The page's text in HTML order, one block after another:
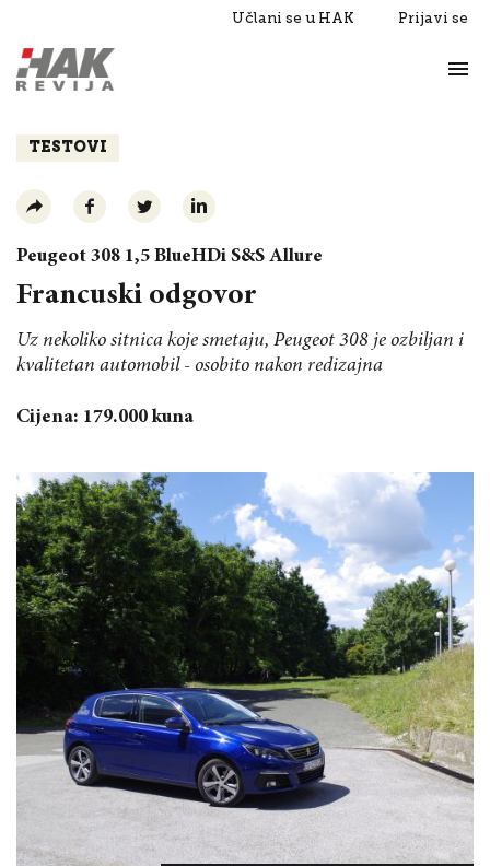
Učlani se u HAK Prijavi se
Razgovori
TESTOVI
Peugeot 308 1,5 BlueHDi S&S Allure
Francuski odgovor
Uz nekoliko sitnica koje smetaju, Peugeot 308 je ozbiljan i
kvalitetan automobil - osobito nakon redizajna
Cijena: 179.000 kuna